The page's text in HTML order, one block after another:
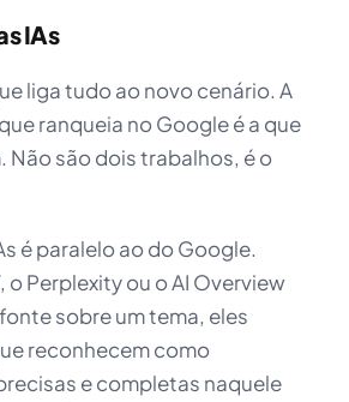
IAs
liga tudo ao novo cenário. A
ranqueia no Google é a que
Não são dois trabalhos, é o
é paralelo ao do Google.
o Perplexity ou o AI Overview
sobre um tema, eles
reconhecem como
e completas naquele